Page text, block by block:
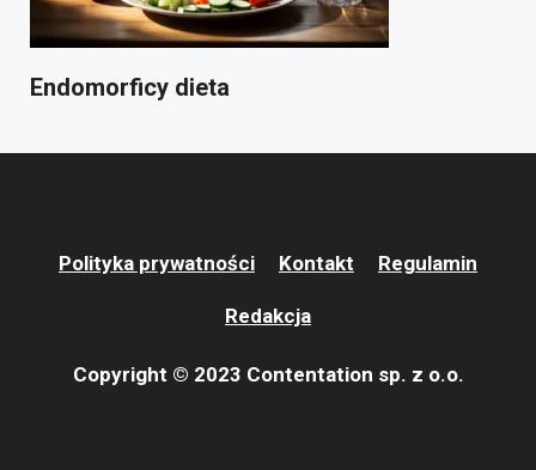
Endomorficy dieta
Polityka prywatności Kontakt Regulamin
Redakcja
Copyright © 2023 Contentation sp. z o.o.